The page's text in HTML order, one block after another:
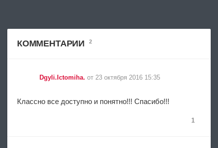
КОММЕНТАРИИ 2
Dgyli.Ictomiha. от 23 октября 2016 15:35
1
Классно все доступно и понятно!!! Спасибо!!!